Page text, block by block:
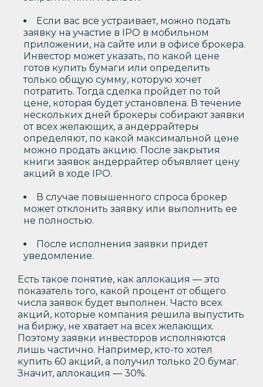
Если вас все устраивает, можно подать
заявку на участие в IPO в мобильном
приложении, на сайте или в офисе брокера.
Инвестор может указать, по какой цене
готов купить бумаги или определить
только общую сумму, которую хочет
потратить. Тогда сделка пройдет по той
цене, которая будет установлена. В течение
нескольких дней брокеры собирают заявки
от всех желающих, а андеррайтеры
определяют, по какой максимальной цене
можно продать акцию. После закрытия
книги заявок андеррайтер объявляет цену
акций в ходе IPO.
В случае повышенного спроса брокер
может отклонить заявку или выполнить ее
не полностью.
После исполнения заявки придет
уведомление.
Есть такое понятие, как аллокация — это
показатель того, какой процент от общего
числа заявок будет выполнен. Часто всех
акций, которые компания решила выпустить
на биржу, не хватает на всех желающих.
Поэтому заявки инвесторов исполняются
лишь частично. Например, кто-то хотел
купить 60 акций, а получил только 20 бумаг.
Значит, аллокация — 30%.